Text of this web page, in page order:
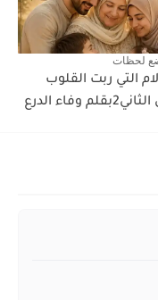
لحظات
التي ربت القلوب
وفاء الدرع